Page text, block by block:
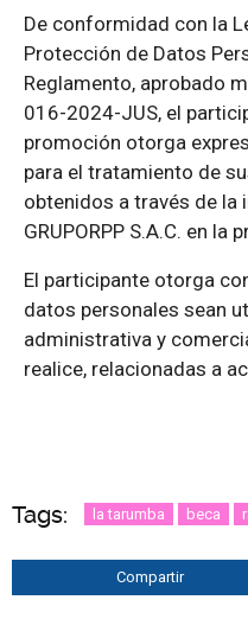
De conformidad con la
Protección de Datos
Reglamento, aprobado
016-2024-JUS, el
promoción otorga
para el tratamiento de
obtenidos a través de
GRUPORPP S.A.C. en la
El participante otorga
datos personales sean
administrativa y
realice, relacionadas a
Tags: la tarumba beca
Compartir